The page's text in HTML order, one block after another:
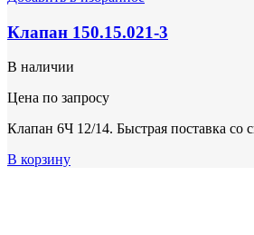
Клапан 150.15.021-3
В наличии
Цена по запросу
Клапан 6Ч 12/14. Быстрая поставка со
В корзину